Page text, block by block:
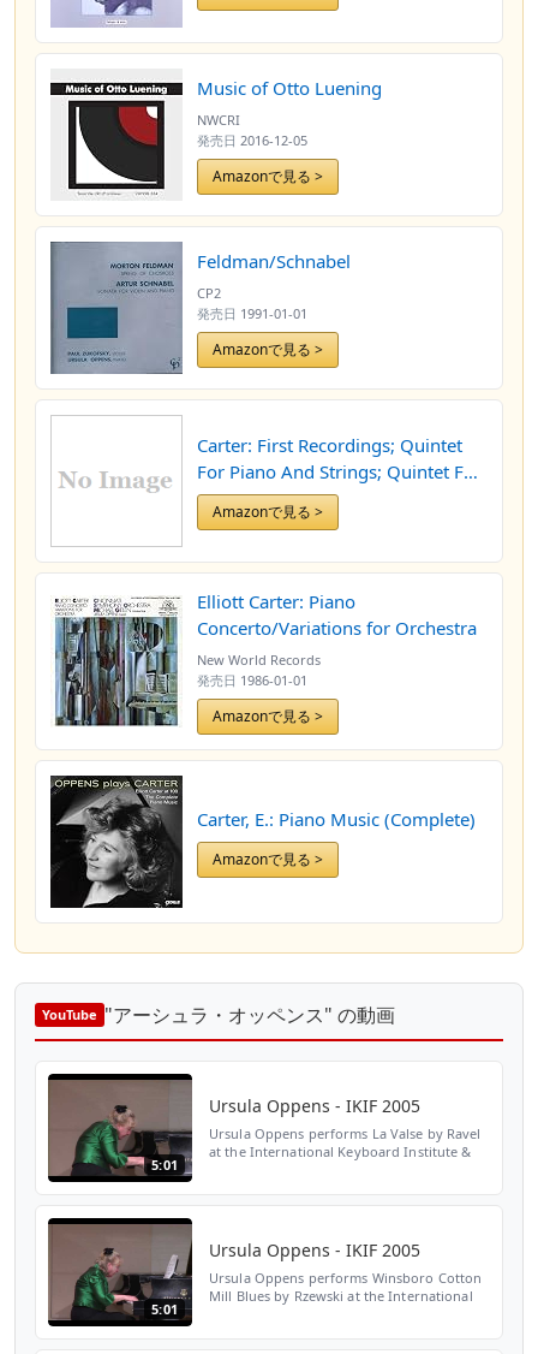
Music of Otto Luening
NWCRI
発売日 2016-12-05
Amazonで見る >
Feldman/Schnabel
CP2
発売日 1991-01-01
Amazonで見る >
Carter: First Recordings; Quintet
For Piano And Strings; Quintet For
Piano And Winds; Syringa
Amazonで見る >
Elliott Carter: Piano
Concerto/Variations for Orchestra
New World Records
発売日 1986-01-01
Amazonで見る >
Carter, E.: Piano Music (Complete)
Amazonで見る >
YouTube "アーシュラ・オッペンス" の動画
5:01
Ursula Oppens - IKIF 2005
Ursula Oppens performs La Valse by Ravel
at the International Keyboard Institute &
5:01
Ursula Oppens - IKIF 2005
Ursula Oppens performs Winsboro Cotton
Mill Blues by Rzewski at the International